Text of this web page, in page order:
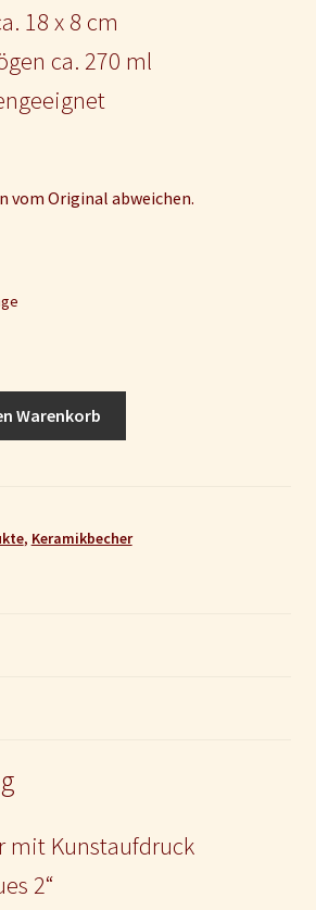
18 x 8 cm
ca. 270 ml
vom Original abweichen.
Warenkorb
, Keramikbecher
mit Kunstaufdruck
2“